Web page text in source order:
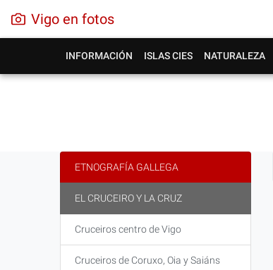
Vigo en fotos
INFORMACIÓN ISLAS CIES NATURALEZA
ETNOGRAFÍA GALLEGA
EL CRUCEIRO Y LA CRUZ
Cruceiros centro de Vigo
Cruceiros de Coruxo, Oia y Saiáns